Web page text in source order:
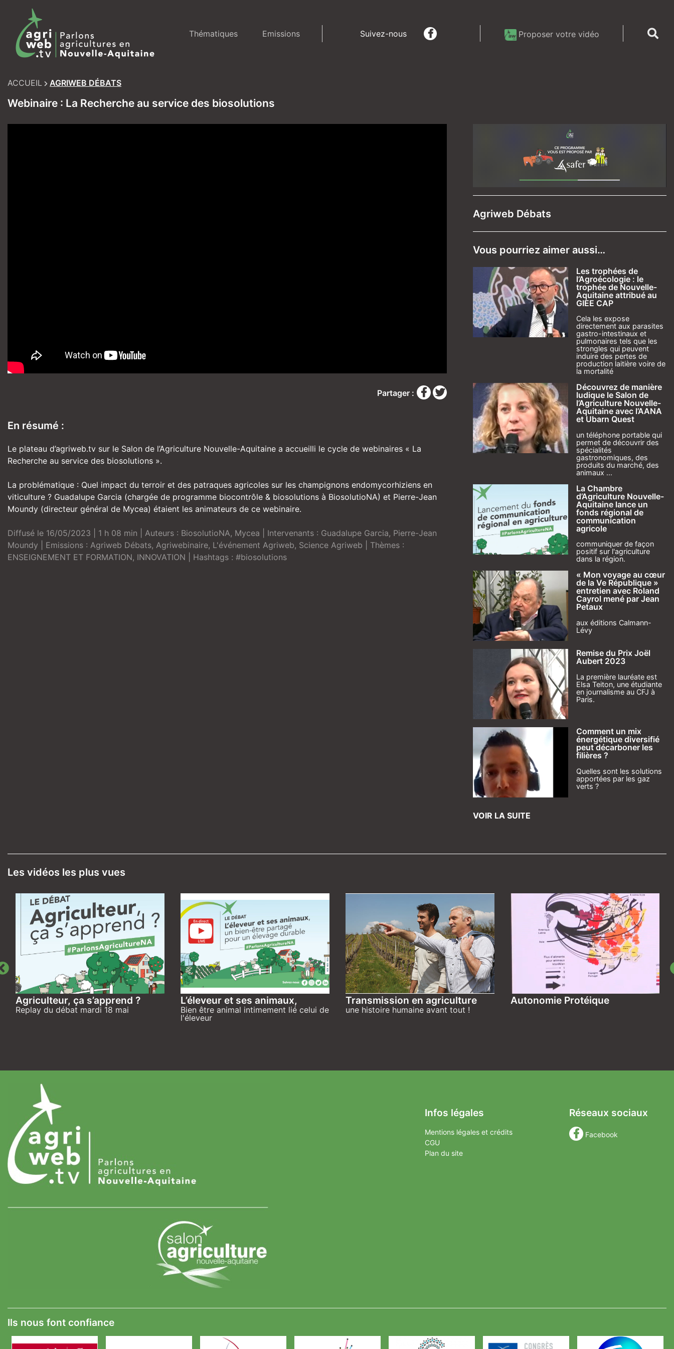
content
Thématiques Emissions Suivez-nous Proposer votre vidéo
ACCUEIL AGRIWEB DÉBATS
Webinaire : La Recherche au service des biosolutions
Partager :
En résumé :
Le plateau d’agriweb.tv sur le Salon de l’Agriculture Nouvelle-Aquitaine a accueilli le cycle de webinaires « La
Recherche au service des biosolutions ».
La problématique : Quel impact du terroir et des patraques agricoles sur les champignons endomycorhiziens en
viticulture ? Guadalupe Garcia (chargée de programme biocontrôle & biosolutions à BiosolutioNA) et Pierre-Jean
Moundy (directeur général de Mycea) étaient les animateurs de ce webinaire.
Diffusé le 16/05/2023 | 1 h 08 min | Auteurs : BiosolutioNA, Mycea | Intervenants : Guadalupe Garcia, Pierre-Jean
Moundy | Emissions : Agriweb Débats, Agriwebinaire, L'événement Agriweb, Science Agriweb | Thèmes :
ENSEIGNEMENT ET FORMATION, INNOVATION | Hashtags : #biosolutions
Agriweb Débats
Vous pourriez aimer aussi…
Les trophées de
l’Agroécologie : le
trophée de Nouvelle-
Aquitaine attribué au
GIEE CAP
Cela les expose
directement aux parasites
gastro-intestinaux et
pulmonaires tels que les
strongles qui peuvent
induire des pertes de
production laitière voire de
la mortalité
Découvrez de manière
ludique le Salon de
l’Agriculture Nouvelle-
Aquitaine avec l’AANA
et Ubarn Quest
un téléphone portable qui
permet de découvrir des
spécialités
gastronomiques, des
produits du marché, des
animaux ...
La Chambre
d’Agriculture Nouvelle-
Aquitaine lance un
fonds régional de
communication
agricole
communiquer de façon
positif sur l'agriculture
dans la région.
« Mon voyage au cœur
de la Ve République »
entretien avec Roland
Cayrol mené par Jean
Petaux
aux éditions Calmann-
Lévy
Remise du Prix Joël
Aubert 2023
La première lauréate est
Elsa Teiton, une étudiante
en journalisme au CFJ à
Paris.
Comment un mix
énergétique diversifié
peut décarboner les
filières ?
Quelles sont les solutions
apportées par les gaz
verts ?
VOIR LA SUITE
Les vidéos les plus vues
Agriculteur, ça s’apprend ?
Replay du débat mardi 18 mai
L’éleveur et ses animaux,
Bien être animal intimement lié celui de
l'éleveur
Transmission en agriculture
une histoire humaine avant tout !
Autonomie Protéique
Infos légales
Mentions légales et crédits
CGU
Plan du site
Réseaux sociaux
Facebook
Ils nous font confiance